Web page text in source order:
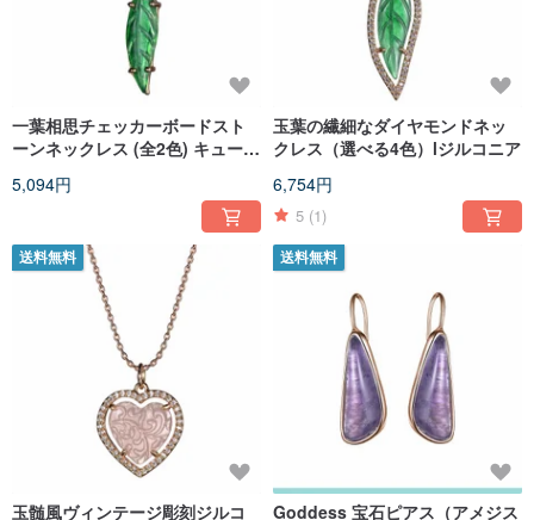
一葉相思チェッカーボードスト
ーンネックレス (全2色) キュービ
5,094円
玉葉の繊細なダイヤモンドネッ
クレス（選べる4色）lジルコニア
6,754円
5 (1)
送料無料
玉髄風ヴィンテージ彫刻ジルコ
送料無料
Goddess 宝石ピアス（アメジス